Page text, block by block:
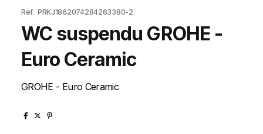
Ref. PRKJ1862074284263380-2
WC suspendu GROHE -
Euro Ceramic
GROHE - Euro Ceramic